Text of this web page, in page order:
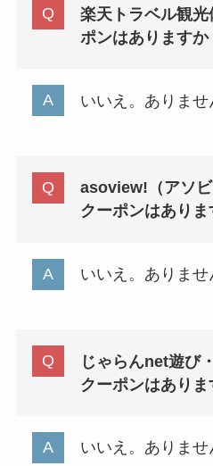
楽天トラベル観
ポンはありますか
いいえ。ありませ
asoview!（アソビ
クーポンはありま
いいえ。ありませ
じゃらんnet遊び
クーポンはありま
いいえ。ありませ